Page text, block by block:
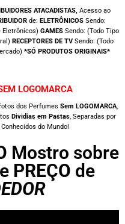
ATACADISTAS, Acesso ao
de: ELETRÔNICOS Sendo:
Eletrônicos) GAMES Sendo: (Todo Tipo
RECEPTORES DE TV Sendo: (Todo
*SÓ PRODUTOS ORIGINAIS*
LOGOMARCA
dos Perfumes Sem LOGOMARCA,
Dividias em Pastas, Separadas por
do Mundo!
Mostro sobre
e PREÇO de